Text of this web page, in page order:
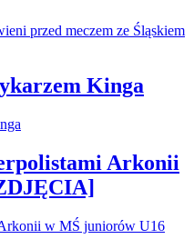
Kinga
Arkonii